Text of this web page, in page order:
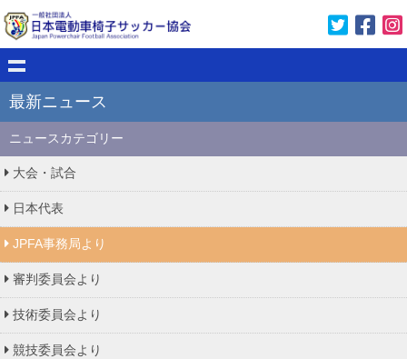
最新ニュース
ニュースカテゴリー
大会・試合
日本代表
JPFA事務局より
審判委員会より
技術委員会より
競技委員会より